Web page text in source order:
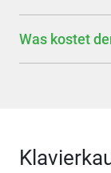
Was kostet